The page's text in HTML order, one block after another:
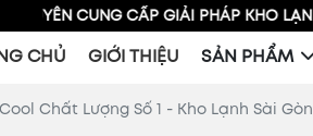
CẤP GIẢI PHÁP KHO LẠNH
CHỦ GIỚI THIỆU SẢN PHẨM
Chất Lượng Số 1 - Kho Lạnh Sài Gòn